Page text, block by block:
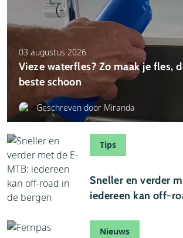
03 augustus 2026
Vieze waterfles? Zo maak je fles,
beste schoon
Geschreven door Miranda
Tips
Sneller en verder
iedereen kan off-
Nieuws